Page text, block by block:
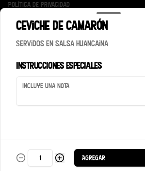
Política de privacidad
Redes sociales
Instagram
Iniciar sesión
Ceviche de Camarón
Servidos en salsa Huancaina
Instrucciones especiales
Agregar